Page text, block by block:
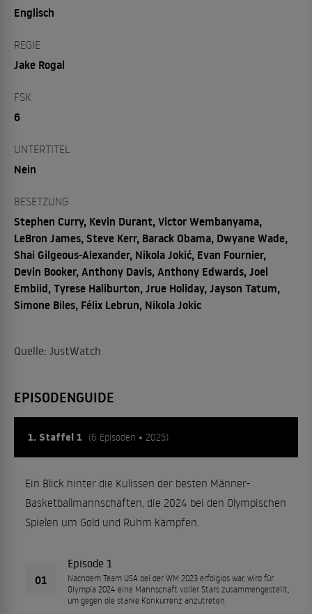
Englisch
REGIE
Jake Rogal
FSK
6
UNTERTITEL
Nein
BESETZUNG
Stephen Curry, Kevin Durant, Victor Wembanyama,
LeBron James, Steve Kerr, Barack Obama, Dwyane Wade,
Shai Gilgeous-Alexander, Nikola Jokić, Evan Fournier,
Devin Booker, Anthony Davis, Anthony Edwards, Joel
Embiid, Tyrese Haliburton, Jrue Holiday, Jayson Tatum,
Simone Biles, Félix Lebrun, Nikola Jokic
Quelle: JustWatch
EPISODENGUIDE
1. Staffel 1 (6 Episoden • 2025)
Ein Blick hinter die Kulissen der besten Männer-
Basketballmannschaften, die 2024 bei den Olympischen
Spielen um Gold und Ruhm kämpfen.
01
Episode 1
Nachdem Team USA bei der WM 2023 erfolglos war, wird für
Olympia 2024 eine Mannschaft voller Stars zusammengestellt,
um gegen die starke Konkurrenz anzutreten.